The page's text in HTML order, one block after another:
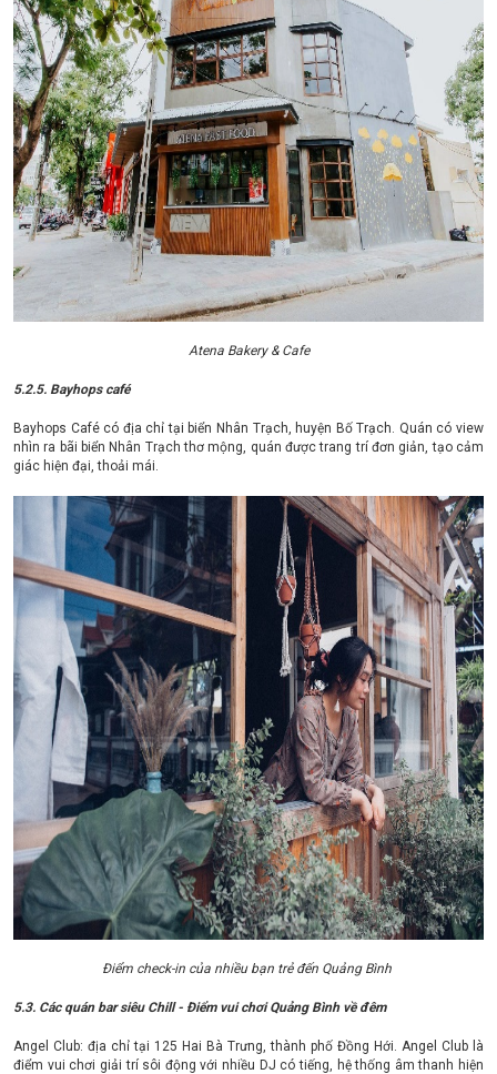
Atena Bakery & Cafe
5.2.5. Bayhops café
Bayhops Café có địa chỉ tại biển Nhân Trạch, huyện Bố Trạch. Quán có view
nhìn ra bãi biển Nhân Trạch thơ mộng, quán được trang trí đơn giản, tạo cảm
giác hiện đại, thoải mái.
Điểm check-in của nhiều bạn trẻ đến Quảng Bình
5.3. Các quán bar siêu Chill - Điểm vui chơi Quảng Bình về đêm
Angel Club: địa chỉ tại 125 Hai Bà Trưng, thành phố Đồng Hới. Angel Club là
điểm vui chơi giải trí sôi động với nhiều DJ có tiếng, hệ thống âm thanh hiện